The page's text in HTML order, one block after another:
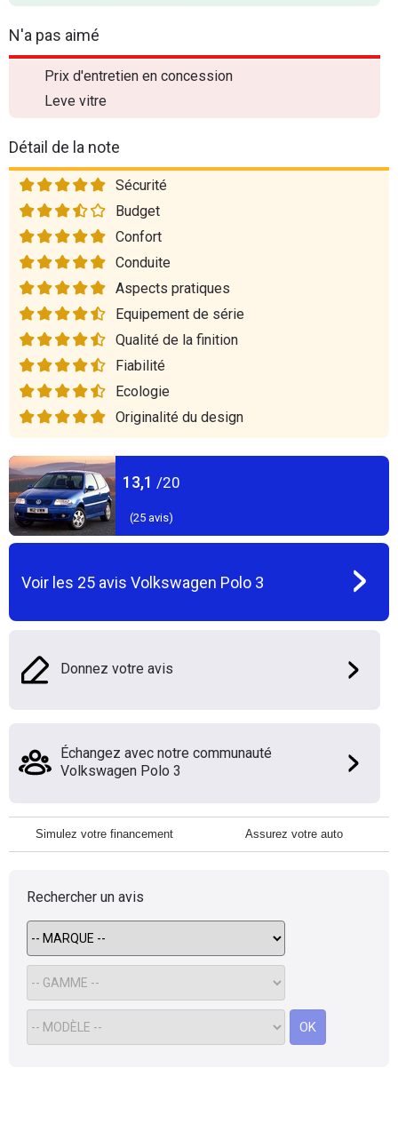
N'a pas aimé
Prix d'entretien en concession
Leve vitre
Détail de la note
Sécurité
Budget
Confort
Conduite
Aspects pratiques
Equipement de série
Qualité de la finition
Fiabilité
Ecologie
Originalité du design
13,1 /20
(25 avis)
Voir les 25 avis Volkswagen Polo 3
Donnez votre avis
Échangez avec notre communauté
Volkswagen Polo 3
Simulez votre financement Assurez votre auto
Rechercher un avis
OK